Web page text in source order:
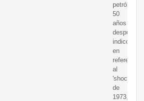
petróleo,
50
años
después",
indicó
en
referencia
al
'shock'
de
1973,